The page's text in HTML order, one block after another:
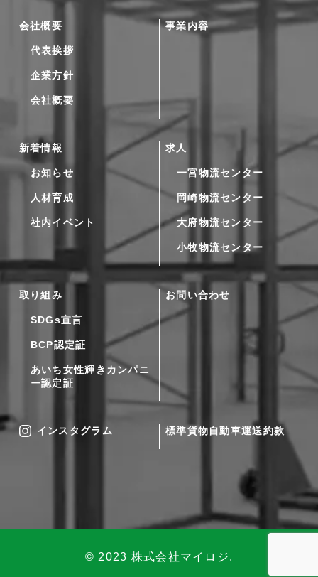
会社概要
代表挨拶
企業方針
会社概要
事業内容
新着情報
お知らせ
人材育成
社内イベント
求人
一宮物流センター
岡崎物流センター
大府物流センター
小牧物流センター
取り組み
SDGs宣言
BCP認定証
あいち女性輝きカンパニ
ー認定証
お問い合わせ
インスタグラム 標準貨物自動車運送約款
© 2023 株式会社マイロジ.